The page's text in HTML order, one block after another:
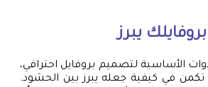
يبرز
الأساسية لتصميم بروفايل احترافي،
تكمن في كيفية جعله يبرز بين الحشود.